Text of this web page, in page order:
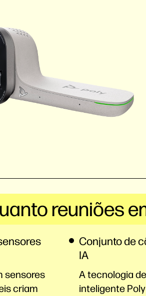
reuniões
sensores
criam
Conjunto de
IA
A tecnologia
inteligente